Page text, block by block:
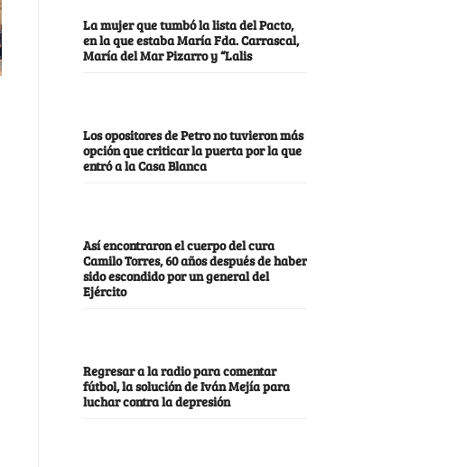
La mujer que tumbó la lista del Pacto,
en la que estaba María Fda. Carrascal,
María del Mar Pizarro y “Lalis
Los opositores de Petro no tuvieron más
opción que criticar la puerta por la que
entró a la Casa Blanca
Así encontraron el cuerpo del cura
Camilo Torres, 60 años después de haber
sido escondido por un general del
Ejército
Regresar a la radio para comentar
fútbol, la solución de Iván Mejía para
luchar contra la depresión